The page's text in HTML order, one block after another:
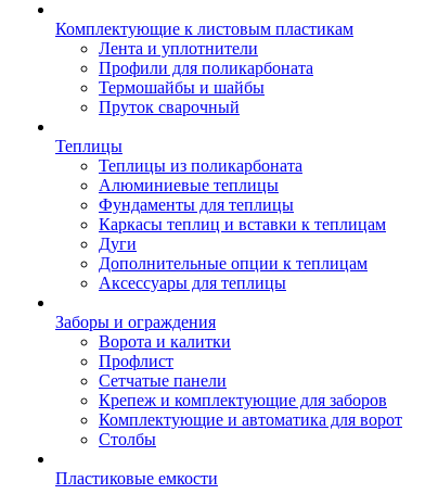
Комплектующие к листовым пластикам
Лента и уплотнители
Профили для поликарбоната
Термошайбы и шайбы
Пруток сварочный
Теплицы
Теплицы из поликарбоната
Алюминиевые теплицы
Фундаменты для теплицы
Каркасы теплиц и вставки к теплицам
Дуги
Дополнительные опции к теплицам
Аксессуары для теплицы
Заборы и ограждения
Ворота и калитки
Профлист
Сетчатые панели
Крепеж и комплектующие для заборов
Комплектующие и автоматика для ворот
Столбы
Пластиковые емкости